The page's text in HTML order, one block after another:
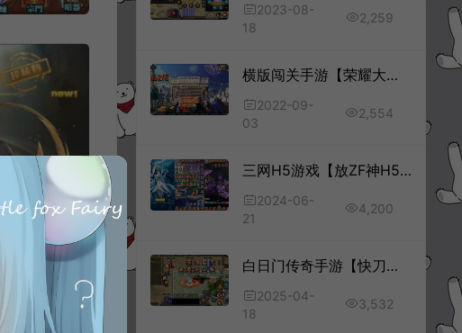
2023-08-
18
2,259
横版闯关手游【荣耀大陆】9月最新整理Linux手工服务端+运营后台+安卓苹果双端+详细搭建教程
2022-09-
03
2,554
三网H5游戏【放ZF神H5超变多区跨服内购版】6月最新整理Linux手工服务端+打包工具+管理后台+CDK授权后台+安卓+详细搭建教程+视频教程
2024-06-
21
4,200
白日门传奇手游【快刀江湖多区跨服完整版】1月最新整理Win一键服务端+前后端全套源码+管理后台+GM授权后台+安卓+详细搭建教程+视频教程
2025-04-
18
3,532